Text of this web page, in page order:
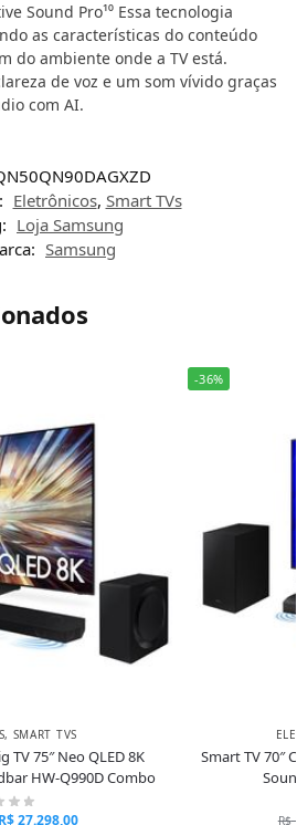
Sound Pro¹⁰ Essa tecnologia
as características do conteúdo
do ambiente onde a TV está.
de voz e um som vívido graças
com AI.
Eletrônicos, Smart TVs
Loja Samsung
Samsung
, SMART TVS
TV 75″ Neo QLED 8K
HW-Q990D Combo
R$27.298,00
-36%
Smart TV 70″
R$